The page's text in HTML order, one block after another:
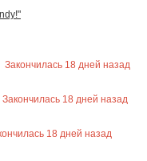
Закончилась 18 дней назад
Закончилась 18 дней назад
18 дней назад